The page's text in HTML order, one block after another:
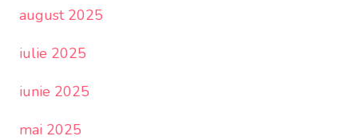
august 2025
iulie 2025
iunie 2025
mai 2025